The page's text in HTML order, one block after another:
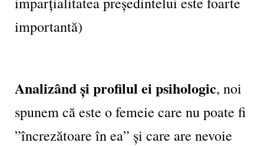
importantă)
Analizând și profilul ei psihologic, noi
spunem că este o femeie care nu poate fi
”încrezătoare în ea” și care are nevoie